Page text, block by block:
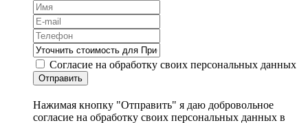
Согласие на обработку своих персональных данных
Отправить
Нажимая кнопку "Отправить" я даю добровольное
согласие на обработку своих персональных данных в